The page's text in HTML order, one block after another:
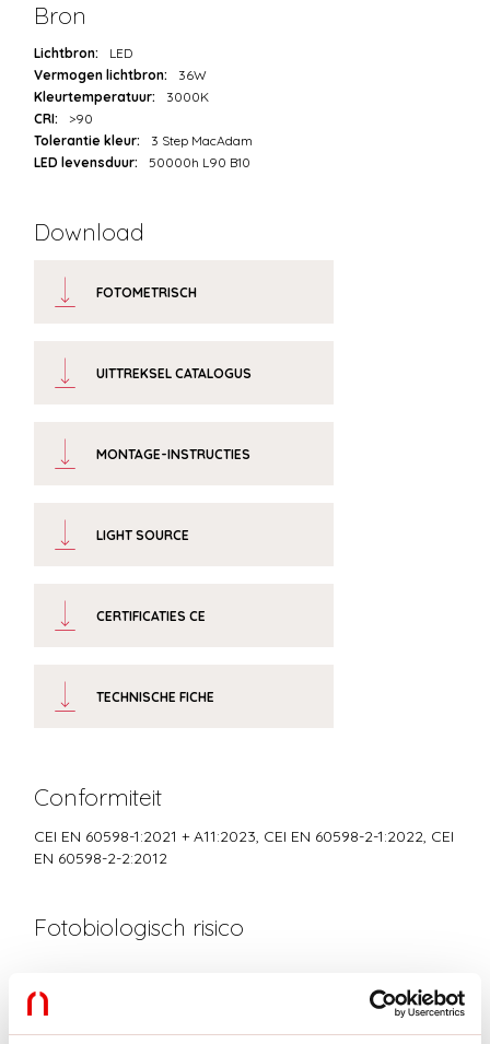
Bron
Lichtbron:
LED
Vermogen lichtbron:
36W
Kleurtemperatuur:
3000K
CRI:
>90
Tolerantie kleur:
3 Step MacAdam
LED levensduur:
50000h L90 B10
Download
FOTOMETRISCH
UITTREKSEL CATALOGUS
MONTAGE-INSTRUCTIES
LIGHT SOURCE
CERTIFICATIES CE
TECHNISCHE FICHE
Conformiteit
CEI EN 60598-1:2021 + A11:2023, CEI EN 60598-2-1:2022, CEI
EN 60598-2-2:2012
Fotobiologisch risico
Gecertificeerd apparaat in een RISICOVRIJE GROEP, in
overeenstemming met de normen CEI EN 62471:2010-01, IEC TR